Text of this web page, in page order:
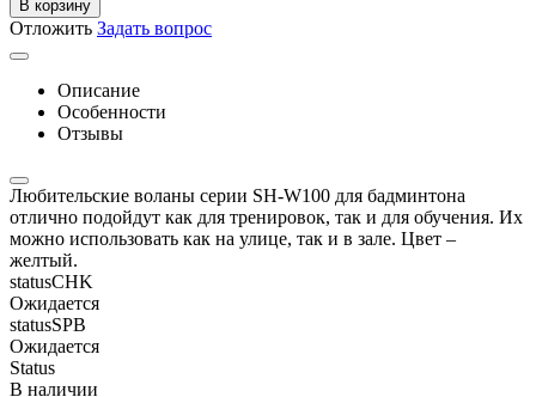
В корзину
Отложить Задать вопрос
Описание
Особенности
Отзывы
Любительские воланы серии SH-W100 для бадминтона
отлично подойдут как для тренировок, так и для обучения. Их
можно использовать как на улице, так и в зале. Цвет –
желтый.
statusCHK
Ожидается
statusSPB
Ожидается
Status
В наличии